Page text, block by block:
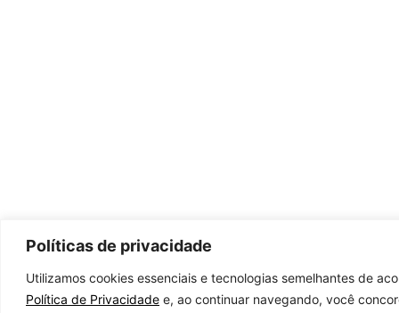
Políticas de privacidade
Utilizamos cookies essenciais e tecnologias semelhantes de
Política de Privacidade e, ao continuar navegando, você